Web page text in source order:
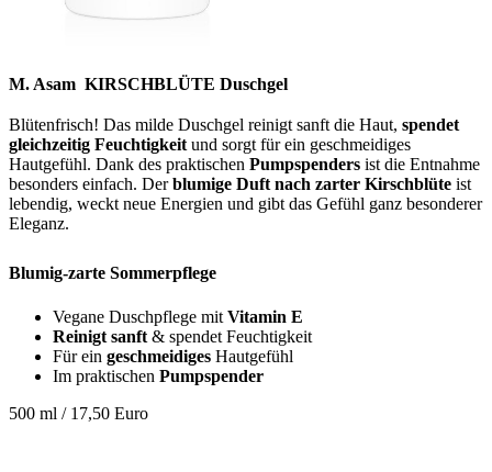
M. Asam KIRSCHBLÜTE Duschgel
Blütenfrisch! Das milde Duschgel reinigt sanft die Haut, spendet
gleichzeitig Feuchtigkeit und sorgt für ein geschmeidiges
Hautgefühl. Dank des praktischen Pumpspenders ist die Entnahme
besonders einfach. Derblumige Duft nach zarter Kirschblüte ist
lebendig, weckt neue Energien und gibt das Gefühl ganz besonderer
Eleganz.
Blumig-zarte Sommerpflege
Vegane Duschpflege mit Vitamin E
Reinigt sanft & spendet Feuchtigkeit
Für ein geschmeidiges Hautgefühl
Im praktischen Pumpspender
500 ml / 17,50 Euro